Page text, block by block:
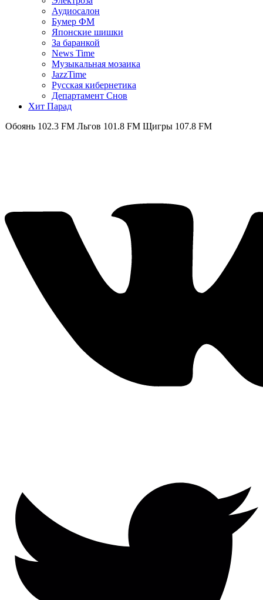
Аудиосалон
Бумер ФМ
Японскиe шишки
За баранкой
News Time
Музыкальная мозаика
JazzTime
Русская кибернетика
Департамент Снов
Хит Парад
FM Льгов 101.8 FM Щигры 107.8 FM